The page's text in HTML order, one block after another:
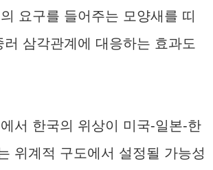
요구를 들어주는 모양새를 띠
삼각관계에 대응하는 효과도
서 한국의 위상이 미국-일본-한
위계적 구도에서 설정될 가능성